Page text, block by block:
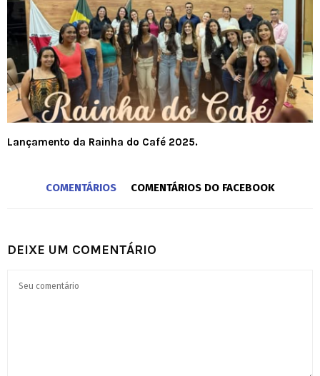
Lançamento da Rainha do Café 2025.
COMENTÁRIOS COMENTÁRIOS DO FACEBOOK
DEIXE UM COMENTÁRIO